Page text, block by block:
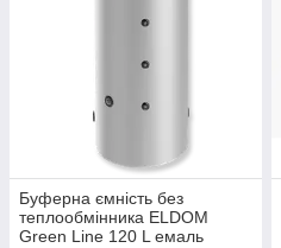
Буферна ємність без
теплообмінника ELDOM
Green Line 120 L емаль